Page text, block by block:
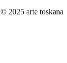
© 2025 arte toskana